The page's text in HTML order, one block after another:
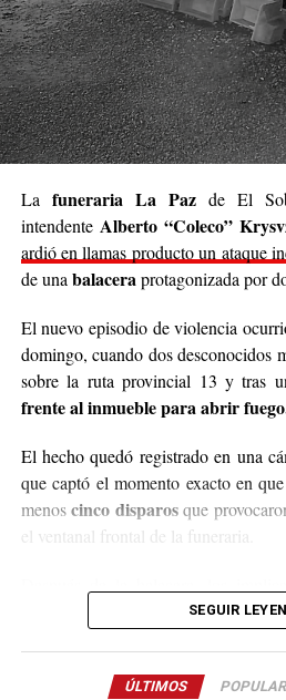
Se trata de una iniciativa hecha
propio y con el acompañamiento
decide sumar su granito de
buzos, sacos, frazadas,
gorros, guantes y todo lo que
Cabe destacar que para
entrega de donaciones y tienen
populares de arroz con pollo,
recibirán donaciones de
Para comunicarse con el
podrán enviar mensajes, audios
3764140551
o a través de
@agustin_pineiroo
La funeraria La Pazde El
intendente Alberto “Coleco”
ardió en llamas producto un ataque
de una balacera protagonizada por
El nuevo episodio de violencia
domingo, cuando dos desconocidos
sobre la ruta provincial 13 y tras
frente al inmueble para abrir
El hecho quedó registrado en una
que captó el momento exacto en
menoscinco disparosque
el ventanal frontal de la funeraria.
hacia el acceso a El Soberbio y en
SEGUIR
ÚLTIMOS